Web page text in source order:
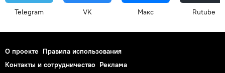
Telegram VK Макс Rutube
О проекте Правила использования
Контакты и сотрудничество Реклама